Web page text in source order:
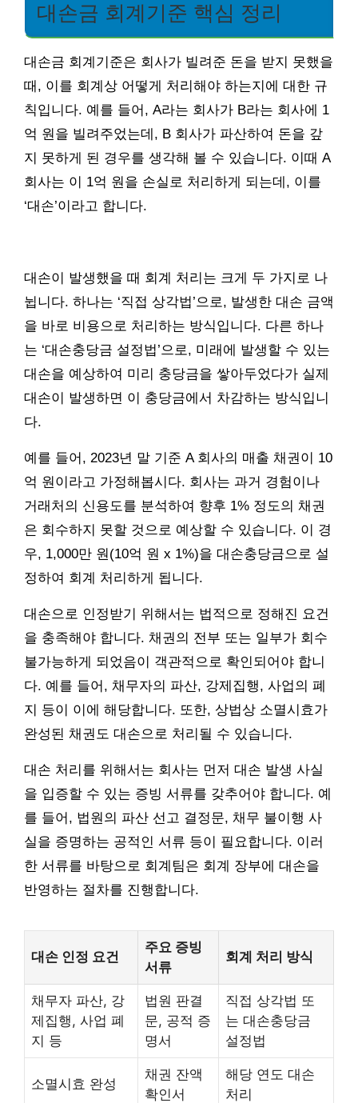
대손금 회계기준 핵심 정리
대손금 회계기준은 회사가 빌려준 돈을 받지 못했을
때, 이를 회계상 어떻게 처리해야 하는지에 대한 규
칙입니다. 예를 들어, A라는 회사가 B라는 회사에 1
억 원을 빌려주었는데, B 회사가 파산하여 돈을 갚
지 못하게 된 경우를 생각해 볼 수 있습니다. 이때 A
회사는 이 1억 원을 손실로 처리하게 되는데, 이를
‘대손’이라고 합니다.
대손이 발생했을 때 회계 처리는 크게 두 가지로 나
뉩니다. 하나는 ‘직접 상각법’으로, 발생한 대손 금액
을 바로 비용으로 처리하는 방식입니다. 다른 하나
는 ‘대손충당금 설정법’으로, 미래에 발생할 수 있는
대손을 예상하여 미리 충당금을 쌓아두었다가 실제
대손이 발생하면 이 충당금에서 차감하는 방식입니
다.
예를 들어, 2023년 말 기준 A 회사의 매출 채권이 10
억 원이라고 가정해봅시다. 회사는 과거 경험이나
거래처의 신용도를 분석하여 향후 1% 정도의 채권
은 회수하지 못할 것으로 예상할 수 있습니다. 이 경
우, 1,000만 원(10억 원 x 1%)을 대손충당금으로 설
정하여 회계 처리하게 됩니다.
대손으로 인정받기 위해서는 법적으로 정해진 요건
을 충족해야 합니다. 채권의 전부 또는 일부가 회수
불가능하게 되었음이 객관적으로 확인되어야 합니
다. 예를 들어, 채무자의 파산, 강제집행, 사업의 폐
지 등이 이에 해당합니다. 또한, 상법상 소멸시효가
완성된 채권도 대손으로 처리될 수 있습니다.
대손 처리를 위해서는 회사는 먼저 대손 발생 사실
을 입증할 수 있는 증빙 서류를 갖추어야 합니다. 예
를 들어, 법원의 파산 선고 결정문, 채무 불이행 사
실을 증명하는 공적인 서류 등이 필요합니다. 이러
한 서류를 바탕으로 회계팀은 회계 장부에 대손을
반영하는 절차를 진행합니다.
대손 인정 요건
주요 증빙
서류
회계 처리 방식
채무자 파산, 강
제집행, 사업 폐
지 등
법원 판결
문, 공적 증
명서
직접 상각법 또
는 대손충당금
설정법
소멸시효 완성
채권 잔액
확인서
해당 연도 대손
처리